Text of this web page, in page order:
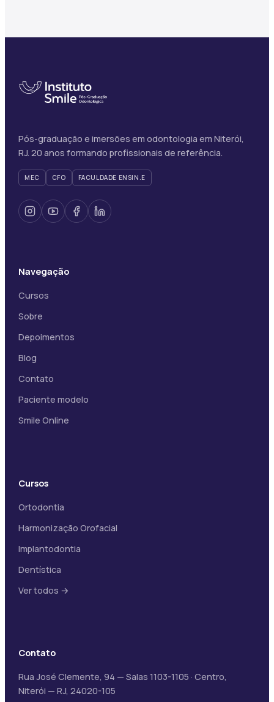
Pós-graduação e imersões em odontologia em Niterói,
RJ. 20 anos formando profissionais de referência.
MEC CFO FACULDADE ENSIN.E
Navegação
Cursos
Sobre
Depoimentos
Blog
Contato
Paciente modelo
Smile Online
Cursos
Ortodontia
Harmonização Orofacial
Implantodontia
Dentística
Ver todos →
Contato
Rua José Clemente, 94 — Salas 1103-1105 · Centro,
Niterói — RJ, 24020-105